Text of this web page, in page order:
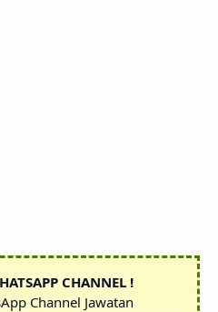
CHANNEL !
Channel Jawatan